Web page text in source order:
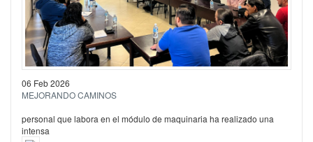
06 Feb 2026
MEJORANDO CAMINOS
personal que labora en el módulo de maquinaria ha realizado una
intensa